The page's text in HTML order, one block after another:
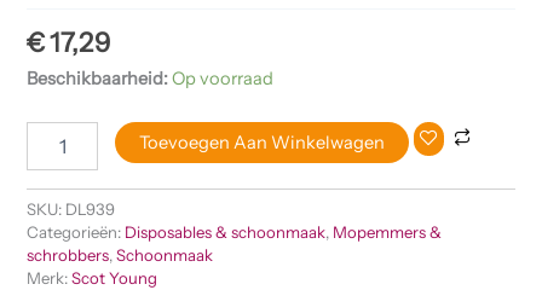
€17,29
Beschikbaarheid:Op voorraad
Toevoegen Aan Winkelwagen
SKU: DL939
Categorieën: Disposables & schoonmaak, Mopemmers &
schrobbers,Schoonmaak
Merk:Scot Young